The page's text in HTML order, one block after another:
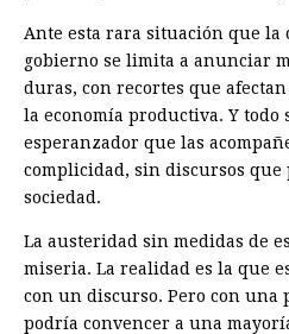
Ante esta rara situación que la
gobierno se limita a anunciar
duras, con recortes que
la economía productiva. Y todo
esperanzador que las
complicidad, sin discursos que
sociedad.
La austeridad sin medidas de
miseria. La realidad es la que
con un discurso. Pero con una
podría convencer a una